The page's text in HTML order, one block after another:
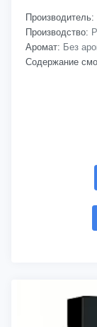
Производитель:
Производство:
Аромат: Без
Содержание